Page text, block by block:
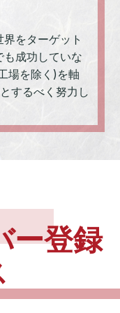
をターゲット
成功していな
場を除く)を軸
するべく努力し
ー登録